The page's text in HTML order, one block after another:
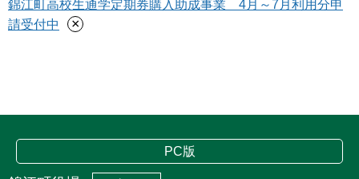
錦江町高校生通学定期券購入助成事業 4月～7月利用分申
請受付中
×
PC版